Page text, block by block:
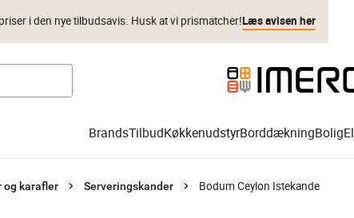
i den nye tilbudsavis. Husk at vi prismatcher!Læs avisen her
BrandsTilbudKøkkenudstyrBorddækningBoligEl
og karafler Serveringskander Bodum Ceylon Istekande